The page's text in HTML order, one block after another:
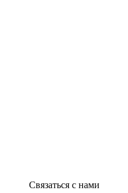
Связаться с нами